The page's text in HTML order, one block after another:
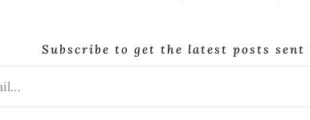
Subscribe to get the latest posts